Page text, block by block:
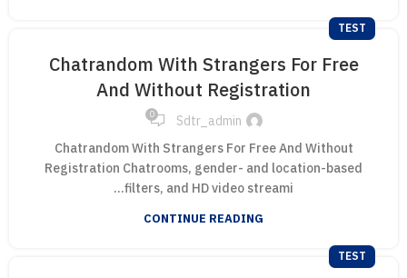
TEST
Chatrandom With Strangers For Free
And Without Registration
Sdtr_admin
0
Chatrandom With Strangers For Free And Without
Registration Chatrooms, gender- and location-based
filters, and HD video streami...
CONTINUE READING
TEST